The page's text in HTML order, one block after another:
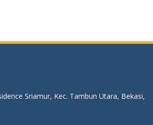
Sriamur, Kec. Tambun Utara, Bekasi,